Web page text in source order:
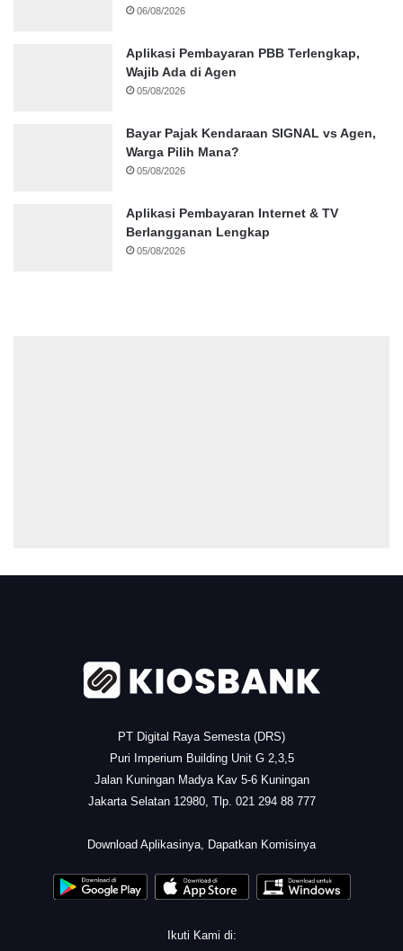
06/08/2026
Aplikasi Pembayaran PBB Terlengkap,
Wajib Ada di Agen
05/08/2026
Bayar Pajak Kendaraan SIGNAL vs Agen,
Warga Pilih Mana?
05/08/2026
Aplikasi Pembayaran Internet & TV
Berlangganan Lengkap
05/08/2026
PT Digital Raya Semesta (DRS)
Puri Imperium Building Unit G 2,3,5
Jalan Kuningan Madya Kav 5-6 Kuningan
Jakarta Selatan 12980, Tlp. 021 294 88 777
Download Aplikasinya, Dapatkan Komisinya
Ikuti Kami di: